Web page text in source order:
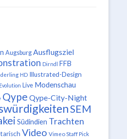
Augsburg Ausflugsziel
Dirndl FFB
HD Illustrated-Design
Live Modenschau
Qype Qype-City-Night
SEM
Südindien Trachten
Video Vimeo Staff Pick